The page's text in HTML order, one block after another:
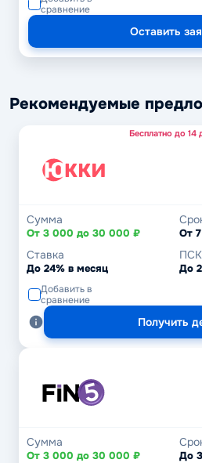
сравнение
Оставить
Рекомендуемые
Бесплатно до 14
Сумма
От 3 000 до 30 000 ₽ От
Ставка
До 24% в месяц
ПСК
До
Добавить в
сравнение
Получить
Сумма
От 3 000 до 30 000 ₽ До